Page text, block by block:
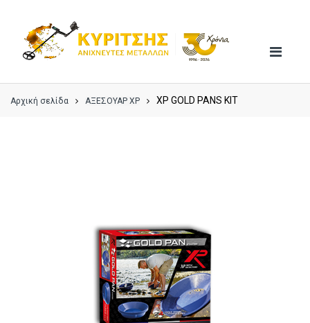
navigation
content
Αρχική σελίδα ΑΞΕΣΟΥΑΡ XP XP GOLD PANS KIT